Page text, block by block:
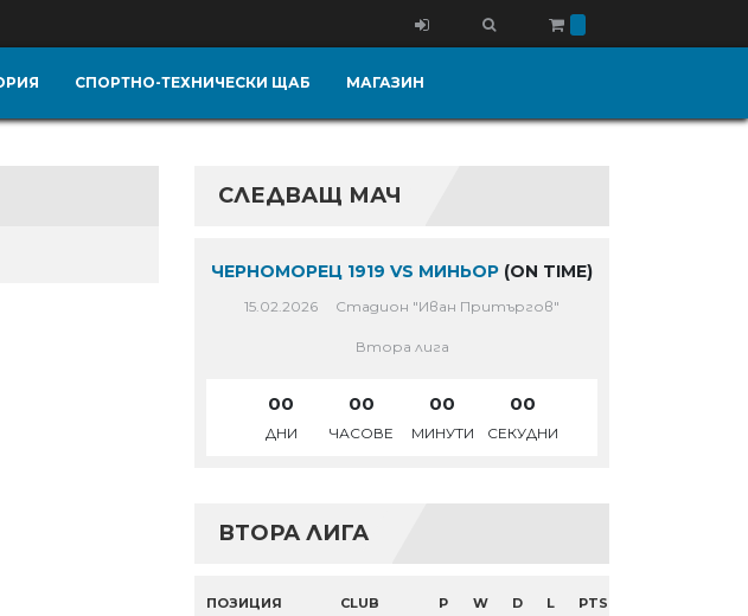
СПОРТНО-ТЕХНИЧЕСКИ ЩАБ МАГАЗИН
СЛЕДВАЩ МАЧ
ЧЕРНОМОРЕЦ 1919 VS МИНЬОР (ON TIME)
15.02.2026 Стадион "Иван Притъргов"
Втора лига
00
ДНИ
00
ЧАСОВЕ
00
МИНУТИ
00
СЕКУДНИ
ВТОРА ЛИГА
ПОЗИЦИЯ CLUB P W D L PTS